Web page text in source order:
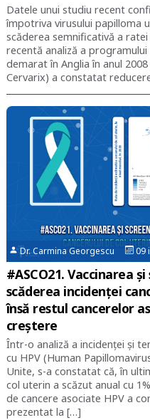
Datele unui studiu recent
împotriva virusului papilloma
scăderea semnificativă a
recentă analiză a
demarat în Anglia în anul
Cervarix) a constatat
Dr. Carmina Georgescu 09
#ASCO21. Vaccinarea
scăderea incidenței
însă restul cancerelor
creștere
Într-o analiză a incidenței și
cu HPV (Human
Unite, s-a constatat că, în
col uterin a scăzut anual cu
de cancere asociate HPV a
prezentat la […]